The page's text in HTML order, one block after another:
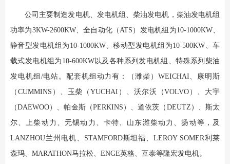
公司主要制造发电机、发电机组、柴油发电机，柴油发电机组
功率为3KW-2600KW、全自动化（ATS）发电机组为10-1000KW、
静音型发电机组为10-1000KW、移动型发电机组为10-500KW、车
载式发电机组为10-600KW以及各种系列发电机组、特殊系列柴油
发电机组/电站。配套机组动力有：（潍柴）WEICHAI、康明斯
（CUMMINS）、玉柴（YUCHAI）、沃尔沃（VOLVO）、大宇
（DAEWOO）、帕金斯（PERKINS）、道依茨（DEUTZ）、斯太
尔、上柴动力、无锡动力、卡特、山东潍柴动力、扬动等，及
LANZHOU兰州电机、STAMFORD斯坦福、LEROY SOMER利莱
森玛、MARATHON马拉松、ENGE英格、互泰等隆宏发电机。